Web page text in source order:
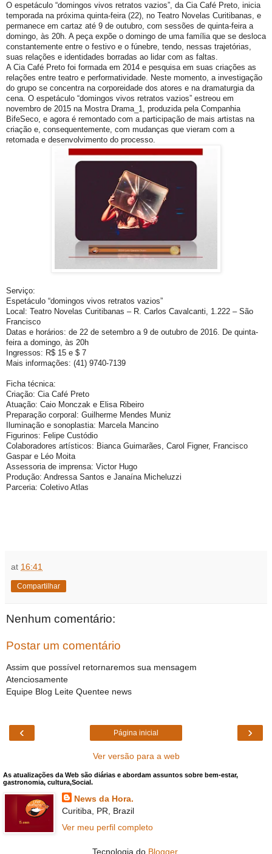
O espetáculo “domingos vivos retratos vazios”, da Cia Café Preto, inicia
temporada na próxima quinta-feira (22), no Teatro Novelas Curitibanas, e
permanece em cartaz até 9 de outubro, com sessões de quinta-feira a
domingo, às 20h. A peça expõe o domingo de uma família que se desloca
constantemente entre o festivo e o fúnebre, tendo, nessas trajetórias,
suas relações e identidades borradas ao lidar com as faltas.
A Cia Café Preto foi formada em 2014 e pesquisa em suas criações as
relações entre teatro e performatividade. Neste momento, a investigação
do grupo se concentra na corporeidade dos atores e na dramaturgia da
cena. O espetáculo “domingos vivos retratos vazios” estreou em
novembro de 2015 na Mostra Drama_1, produzida pela Companhia
BifeSeco, e agora é remontado com a participação de mais artistas na
criação e, consequentemente, com mudanças que vieram com a
retomada e desenvolvimento do processo.
Serviço:
Espetáculo “domingos vivos retratos vazios”
Local: Teatro Novelas Curitibanas – R. Carlos Cavalcanti, 1.222 – São
Francisco
Datas e horários: de 22 de setembro a 9 de outubro de 2016. De quinta-
feira a domingo, às 20h
Ingressos: R$ 15 e $ 7
Mais informações: (41) 9740-7139
Ficha técnica:
Criação: Cia Café Preto
Atuação: Caio Monczak e Elisa Ribeiro
Preparação corporal: Guilherme Mendes Muniz
Iluminação e sonoplastia: Marcela Mancino
Figurinos: Felipe Custódio
Colaboradores artísticos: Bianca Guimarães, Carol Figner, Francisco
Gaspar e Léo Moita
Assessoria de imprensa: Victor Hugo
Produção: Andressa Santos e Janaína Micheluzzi
Parceria: Coletivo Atlas
at 16:41
Compartilhar
Nenhum comentário:
Postar um comentário
Assim que possível retornaremos sua mensagem
Atenciosamente
Equipe Blog Leite Quentee news
‹ ›
Página inicial
Ver versão para a web
As atualizações da Web são diárias e abordam assuntos sobre bem-estar,
gastronomia, cultura,Social.
News da Hora.
Curitiba, PR, Brazil
Ver meu perfil completo
Tecnologia do Blogger.